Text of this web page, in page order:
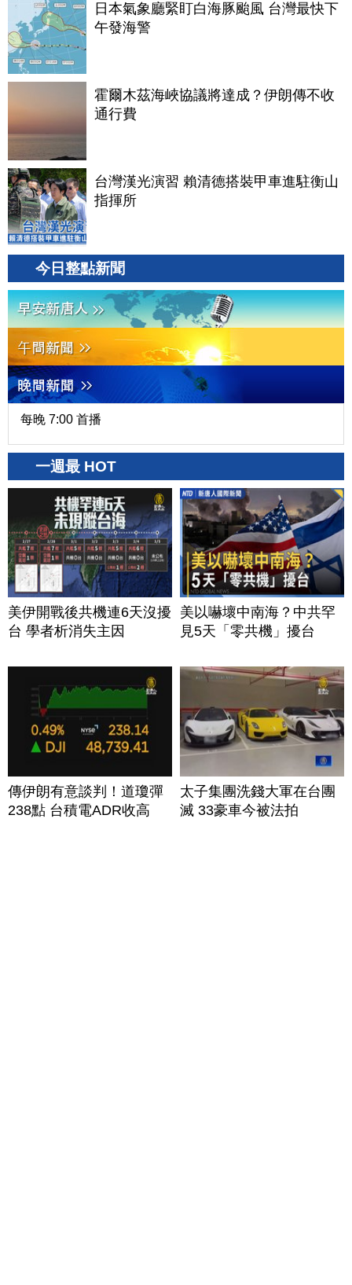
日本氣象廳緊盯白海豚颱風 台灣最快下
午發海警
霍爾木茲海峽協議將達成？伊朗傳不收
通行費
台灣漢光演習 賴清德搭裝甲車進駐衡山
指揮所
今日整點新聞
每晚 7:00 首播
一週最 HOT
美伊開戰後共機連6天沒擾
台 學者析消失主因
美以嚇壞中南海？中共罕
見5天「零共機」擾台
傳伊朗有意談判！道瓊彈
238點 台積電ADR收高
太子集團洗錢大軍在台團
滅 33豪車今被法拍